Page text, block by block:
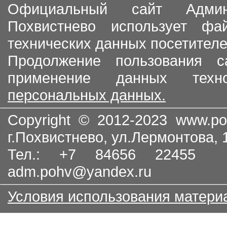
Официальный сайт
Похвистнево использует
технических данных
Продолжение пользования
применение данных
персональных данных.
Copyright © 2012-2023
г.Похвистнево, ул.Лермонтова,
Тел.: +7 84656
adm.pohv@yandex.ru
Условия использования